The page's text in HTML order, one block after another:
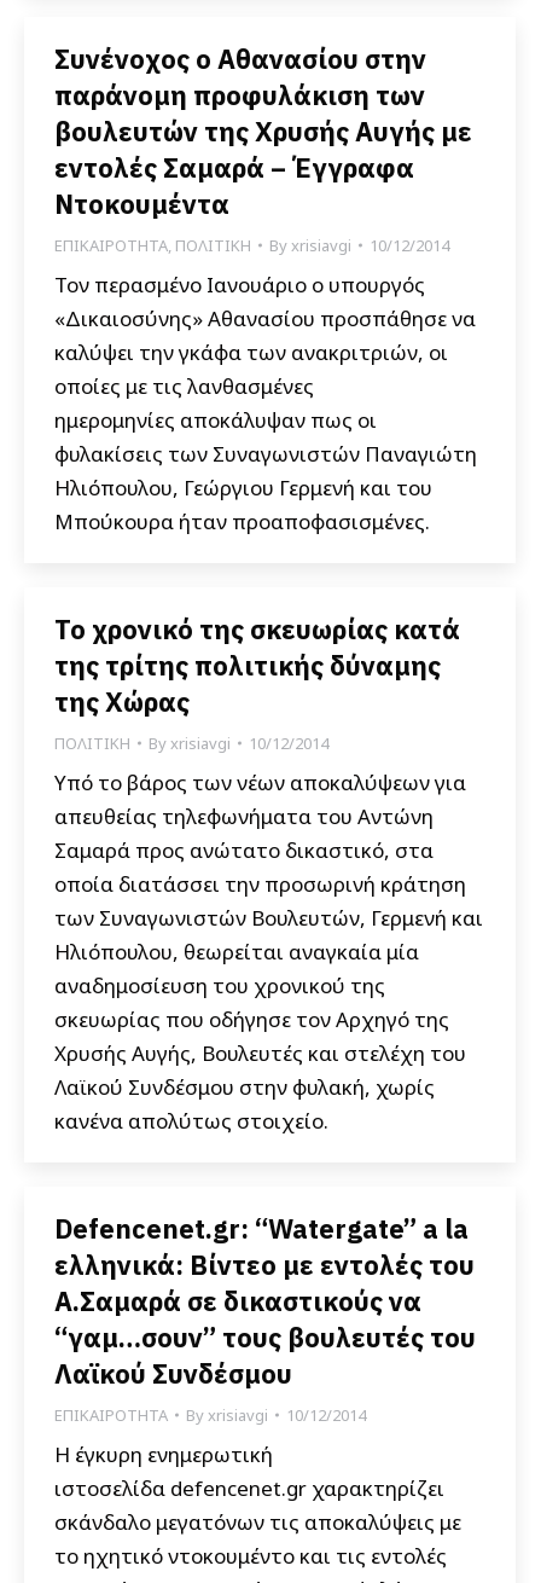
Συνένοχος ο Αθανασίου στην
παράνομη προφυλάκιση των
βουλευτών της Χρυσής Αυγής με
εντολές Σαμαρά – Έγγραφα
Ντοκουμέντα
ΕΠΙΚΑΙΡΟΤΗΤΑ, ΠΟΛΙΤΙΚΗ Byxrisiavgi 10/12/2014
Τον περασμένο Ιανουάριο ο υπουργός
«Δικαιοσύνης» Αθανασίου προσπάθησε να
καλύψει την γκάφα των ανακριτριών, οι
οποίες με τις λανθασμένες
ημερομηνίες αποκάλυψαν πως οι
φυλακίσεις των Συναγωνιστών Παναγιώτη
Ηλιόπουλου, Γεώργιου Γερμενή και του
Μπούκουρα ήταν προαποφασισμένες.
Το χρονικό της σκευωρίας κατά
της τρίτης πολιτικής δύναμης
της Χώρας
ΠΟΛΙΤΙΚΗ Byxrisiavgi 10/12/2014
Υπό το βάρος των νέων αποκαλύψεων για
απευθείας τηλεφωνήματα του Αντώνη
Σαμαρά προς ανώτατο δικαστικό, στα
οποία διατάσσει την προσωρινή κράτηση
των Συναγωνιστών Βουλευτών, Γερμενή και
Ηλιόπουλου, θεωρείται αναγκαία μία
αναδημοσίευση του χρονικού της
σκευωρίας που οδήγησε τον Αρχηγό της
Χρυσής Αυγής, Βουλευτές και στελέχη του
Λαϊκού Συνδέσμου στην φυλακή, χωρίς
κανένα απολύτως στοιχείο.
Defencenet.gr: “Watergate” a la
ελληνικά: Βίντεο με εντολές του
Α.Σαμαρά σε δικαστικούς να
“γαμ…σουν” τους βουλευτές του
Λαϊκού Συνδέσμου
ΕΠΙΚΑΙΡΟΤΗΤΑ Byxrisiavgi 10/12/2014
Η έγκυρη ενημερωτική
ιστοσελίδα defencenet.gr χαρακτηρίζει
σκάνδαλο μεγατόνων τις αποκαλύψεις με
το ηχητικό ντοκουμέντο και τις εντολές